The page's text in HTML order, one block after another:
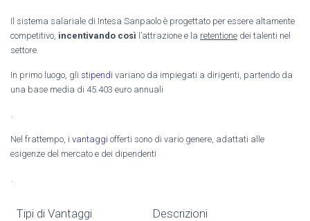
Il sistema salariale di Intesa Sanpaolo è progettato per essere altamente
competitivo, incentivando così l’attrazione e la retentione dei talenti nel
settore.
In primo luogo, gli stipendi variano da impiegati a dirigenti, partendo da
una base media di 45.403 euro annuali
Nel frattempo, i vantaggi offerti sono di vario genere, adattati alle
esigenze del mercato e dei dipendenti
Tipi di Vantaggi Descrizioni